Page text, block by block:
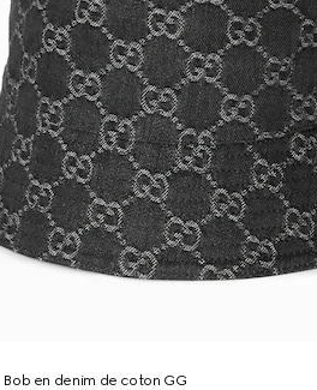
Bob en denim de coton GG